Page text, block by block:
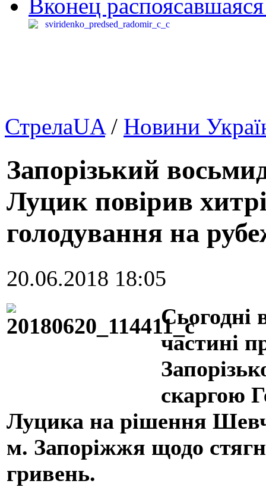
Вконец
СтрелаUA/ Новини
Запорізький
Луцик повірив
голодування на
20.06.2018 18:05
Сьогодні
частині
скаргою
Луцика на рішення
м. Запоріжжя щодо
гривень.